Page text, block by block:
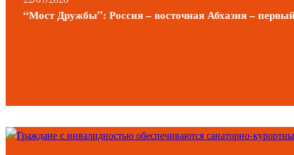
“Мост Дружбы”: Россия – восточная Абхазия –